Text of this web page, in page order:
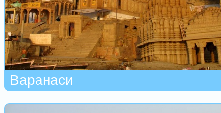
Варанаси